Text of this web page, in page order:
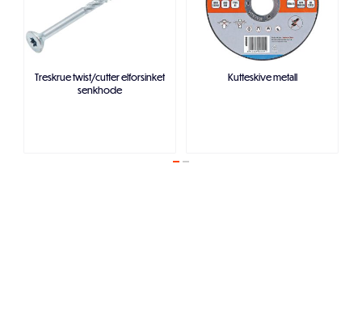
Treskrue twist/cutter elforsinket
senkhode
Kutteskive metall